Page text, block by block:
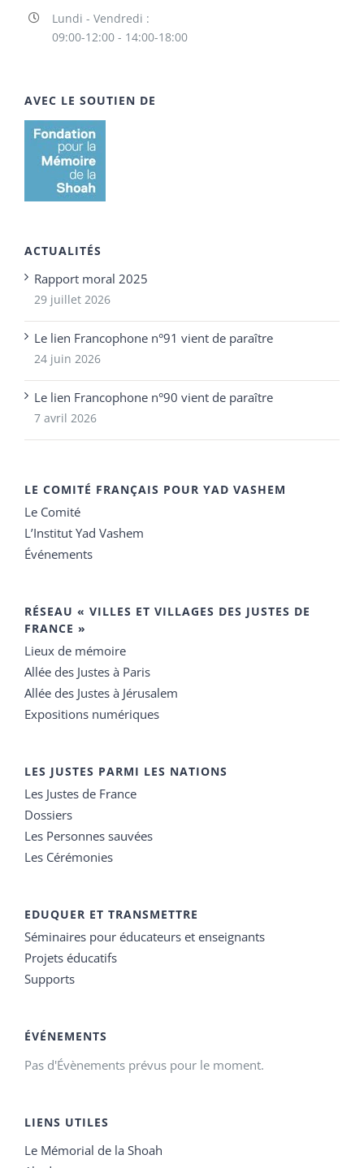
Lundi - Vendredi :
09:00-12:00 - 14:00-18:00
AVEC LE SOUTIEN DE
ACTUALITÉS
Rapport moral 2025
29 juillet 2026
Le lien Francophone n°91 vient de paraître
24 juin 2026
Le lien Francophone n°90 vient de paraître
7 avril 2026
LE COMITÉ FRANÇAIS POUR YAD VASHEM
Le Comité
L’Institut Yad Vashem
Événements
RÉSEAU « VILLES ET VILLAGES DES JUSTES DE
FRANCE »
Lieux de mémoire
Allée des Justes à Paris
Allée des Justes à Jérusalem
Expositions numériques
LES JUSTES PARMI LES NATIONS
Les Justes de France
Dossiers
Les Personnes sauvées
Les Cérémonies
EDUQUER ET TRANSMETTRE
Séminaires pour éducateurs et enseignants
Projets éducatifs
Supports
ÉVÉNEMENTS
Pas d'Évènements prévus pour le moment.
LIENS UTILES
Le Mémorial de la Shoah